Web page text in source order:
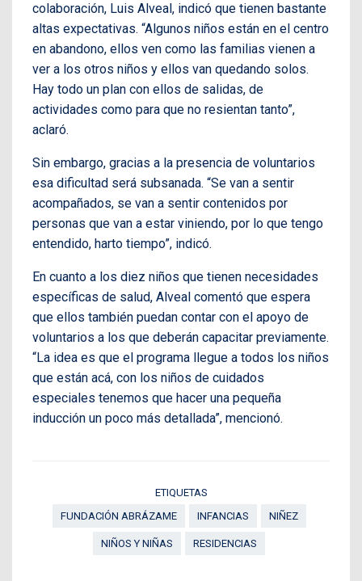
colaboración, Luis Alveal, indicó que tienen bastante
altas expectativas. “Algunos niños están en el centro
en abandono, ellos ven como las familias vienen a
ver a los otros niños y ellos van quedando solos.
Hay todo un plan con ellos de salidas, de
actividades como para que no resientan tanto”,
aclaró.
Sin embargo, gracias a la presencia de voluntarios
esa dificultad será subsanada. “Se van a sentir
acompañados, se van a sentir contenidos por
personas que van a estar viniendo, por lo que tengo
entendido, harto tiempo”, indicó.
En cuanto a los diez niños que tienen necesidades
específicas de salud, Alveal comentó que espera
que ellos también puedan contar con el apoyo de
voluntarios a los que deberán capacitar previamente.
“La idea es que el programa llegue a todos los niños
que están acá, con los niños de cuidados
especiales tenemos que hacer una pequeña
inducción un poco más detallada”, mencionó.
ETIQUETAS
FUNDACIÓN ABRÁZAME
INFANCIAS NIÑEZ
NIÑOS Y NIÑAS RESIDENCIAS